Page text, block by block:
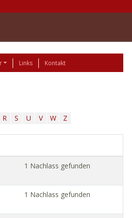
Links Kontakt
R S U V W Z
1 Nachlass gefunden
1 Nachlass gefunden